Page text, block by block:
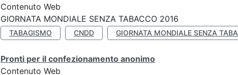
Contenuto Web
GIORNATA MONDIALE SENZA TABACCO 2016
TABAGISMO CNDD GIORNATA MONDIALE SENZA
Pronti per il confezionamento anonimo
Contenuto Web